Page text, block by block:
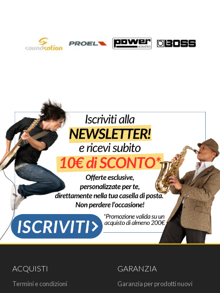
ACQUISTI
Termini e condizioni
GARANZIA
Garanzia per prodotti nuovi